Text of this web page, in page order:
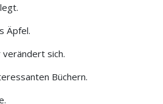
Äpfel.
sich.
Büchern.